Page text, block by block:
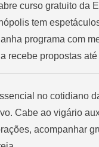
curso gratuito da
tem
programa com
recebe propostas
no cotidiano
Cabe ao vigário
acompanhar